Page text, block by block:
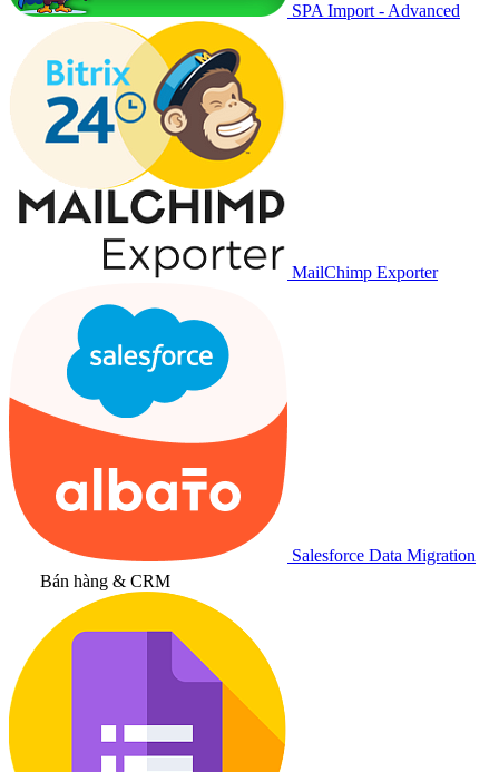
SPA Import - Advanced
MailChimp Exporter
Salesforce Data Migration
Bán hàng & CRM